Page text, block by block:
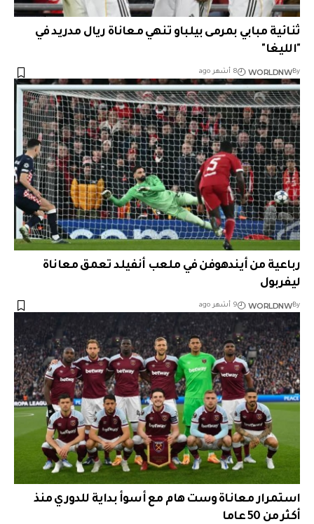
ثنائية مبابي بمرمى بيلباو تنهي معاناة ريال مدريد في
"الليغا"
By
WORLDNW 8 أشهر ago
رباعية من أيندهوفن في ملعب أنفيلد تعمق معاناة
ليفربول
By
WORLDNW 9 أشهر ago
استمرار معاناة وست هام مع أسوأ بداية للدوري منذ
أكثر من 50 عاما